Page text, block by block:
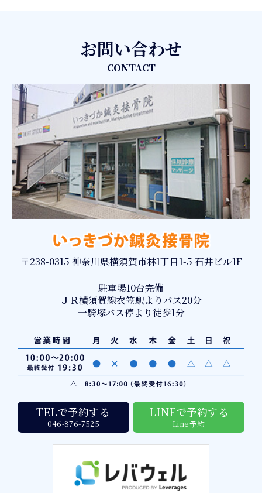
お問い合わせ
CONTACT
〒238-0315 神奈川県横須賀市林1丁目1-5 石井ビル1F
駐車場10台完備
ＪＲ横須賀線衣笠駅よりバス20分
一騎塚バス停より徒歩1分
TELで予約する
046-876-7525
LINEで予約する
Line予約